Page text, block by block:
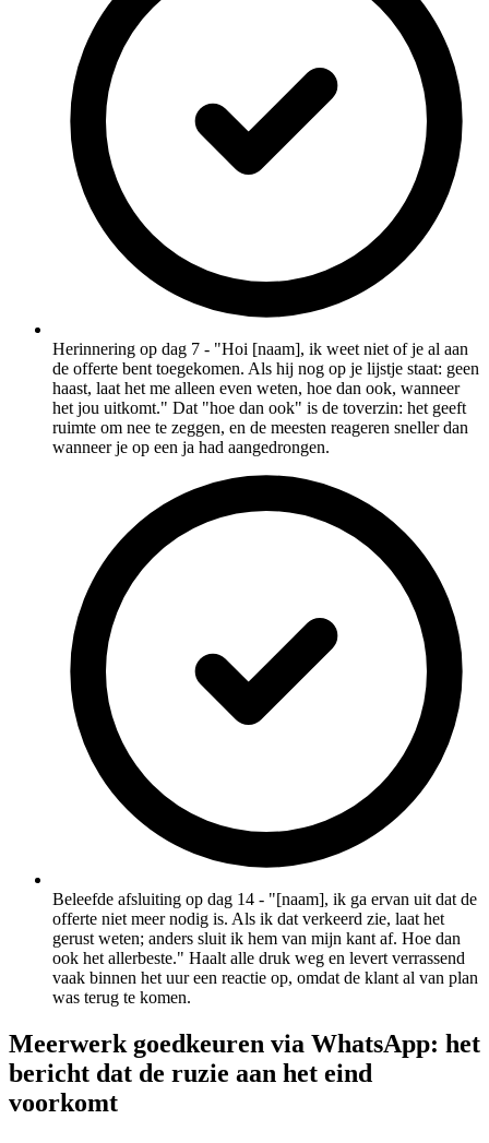
Herinnering op dag 7 - "Hoi [naam], ik weet niet of je al aan
de offerte bent toegekomen. Als hij nog op je lijstje staat: geen
haast, laat het me alleen even weten, hoe dan ook, wanneer
het jou uitkomt." Dat "hoe dan ook" is de toverzin: het geeft
ruimte om nee te zeggen, en de meesten reageren sneller dan
wanneer je op een ja had aangedrongen.
Beleefde afsluiting op dag 14 - "[naam], ik ga ervan uit dat de
offerte niet meer nodig is. Als ik dat verkeerd zie, laat het
gerust weten; anders sluit ik hem van mijn kant af. Hoe dan
ook het allerbeste." Haalt alle druk weg en levert verrassend
vaak binnen het uur een reactie op, omdat de klant al van plan
was terug te komen.
Meerwerk goedkeuren via WhatsApp: het
bericht dat de ruzie aan het eind
voorkomt